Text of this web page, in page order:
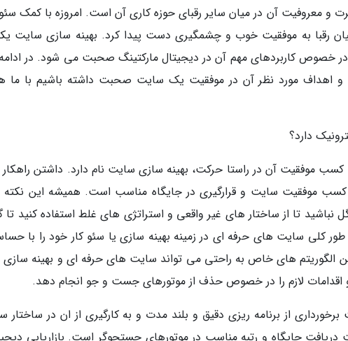
و معروفیت آن در میان سایر رقبای حوزه کاری آن است. امروزه با کمک
رقبا به موفقیت خوب و چشمگیری دست پیدا کرد. بهینه سازی سایت
خصوص کاربردهای مهم آن در دیجیتال مارکتینگ صحبت می شود. در
اهداف مورد نظر آن در موفقیت یک سایت صحبت داشته باشیم با ما
دارد؟
موفقیت آن در راستا حرکت، بهینه سازی سایت نام دارد. داشتن راهکار
کسب موفقیت سایت و قرارگیری در جایگاه مناسب است. همیشه این نکته
نباشید تا از ساختار های غیر واقعی و استراتژی های غلط استفاده کنید تا
کلی سایت های حرفه ای در زمینه بهینه سازی یا سئو کار خود را با
الگوریتم های خاص به راحتی می تواند سایت های حرفه ای و بهینه
لازم را در خصوص حذف از موتورهای جست و جو انجام دهد.
از برنامه ریزی دقیق و بلند مدت و به کارگیری از ان در ساختار
جایگاه و رتبه مناسب در موتورهای جستجوگر است. بازاریابی